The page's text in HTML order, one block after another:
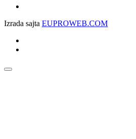
Izrada sajta EUPROWEB.COM